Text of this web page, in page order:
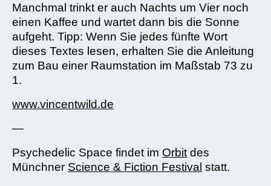
Manchmal trinkt er auch Nachts um Vier noch
einen Kaffee und wartet dann bis die Sonne
aufgeht. Tipp: Wenn Sie jedes fünfte Wort
dieses Textes lesen, erhalten Sie die Anleitung
zum Bau einer Raumstation im Maßstab 73 zu
1.
www.vincentwild.de
—
Psychedelic Space findet im Orbit des
Münchner Science & Fiction Festival statt.